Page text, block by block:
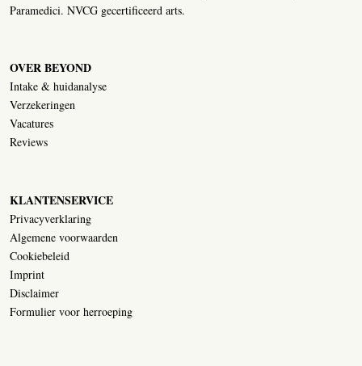
Paramedici. NVCG gecertificeerd arts.
OVER BEYOND
Intake & huidanalyse
Verzekeringen
Vacatures
Reviews
KLANTENSERVICE
Privacyverklaring
Algemene voorwaarden
Cookiebeleid
Imprint
Disclaimer
Formulier voor herroeping